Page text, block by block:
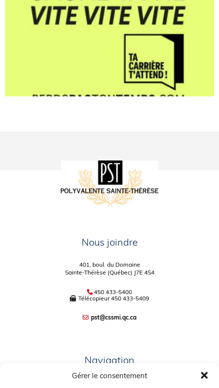
Gérer le consentement
.
Nous joindre
401, boul. du Domaine
Sainte-Thérèse (Québec) J7E 4S4
450 433-5400
Télécopieur450 433-5409
pst@cssmi.qc.ca
Navigation